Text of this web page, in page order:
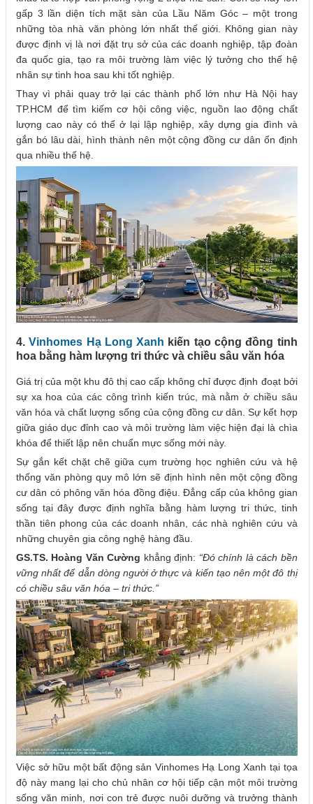
gấp 3 lần diện tích mặt sàn của Lầu Năm Góc – một trong
những tòa nhà văn phòng lớn nhất thế giới. Không gian này
được định vị là nơi đặt trụ sở của các doanh nghiệp, tập đoàn
đa quốc gia, tạo ra môi trường làm việc lý tưởng cho thế hệ
nhân sự tinh hoa sau khi tốt nghiệp.
Thay vì phải quay trở lại các thành phố lớn như Hà Nội hay
TP.HCM để tìm kiếm cơ hội công việc, nguồn lao động chất
lượng cao này có thể ở lại lập nghiệp, xây dựng gia đình và
gắn bó lâu dài, hình thành nên một cộng đồng cư dân ổn định
qua nhiều thế hệ.
4.Vinhomes Hạ Long Xanh kiến tạo cộng đồng tinh
hoa bằng hàm lượng tri thức và chiều sâu văn hóa
Giá trị của một khu đô thị cao cấp không chỉ được định đoạt bởi
sự xa hoa của các công trình kiến trúc, mà nằm ở chiều sâu
văn hóa và chất lượng sống của cộng đồng cư dân. Sự kết hợp
giữa giáo dục đỉnh cao và môi trường làm việc hiện đại là chìa
khóa để thiết lập nên chuẩn mực sống mới này.
Sự gắn kết chặt chẽ giữa cụm trường học nghiên cứu và hệ
thống văn phòng quy mô lớn sẽ định hình nên một cộng đồng
cư dân có phông văn hóa đồng điệu. Đẳng cấp của không gian
sống tại đây được định nghĩa bằng hàm lượng tri thức, tinh
thần tiên phong của các doanh nhân, các nhà nghiên cứu và
những chuyên gia công nghệ hàng đầu.
GS.TS. Hoàng Văn Cường khẳng định: “Đó chính là cách bền
vững nhất để dẫn dòng người ở thực và kiến tạo nên một đô thị
có chiều sâu văn hóa – tri thức.”
Việc sở hữu một bất động sản Vinhomes Hạ Long Xanh tại tọa
độ này mang lại cho chủ nhân cơ hội tiếp cận một môi trường
sống văn minh, nơi con trẻ được nuôi dưỡng và trưởng thành